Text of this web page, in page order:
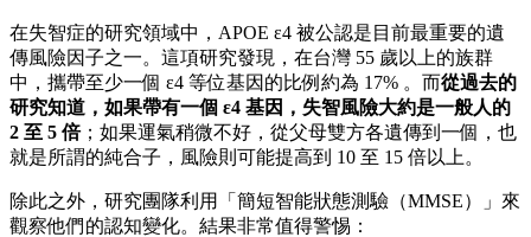
在失智症的研究領域中，APOE ε4 被公認是目前最重要的遺
傳風險因子之一。這項研究發現，在台灣 55 歲以上的族群
中，攜帶至少一個 ε4 等位基因的比例約為 17% 。而從過去的
研究知道，如果帶有一個 ε4 基因，失智風險大約是一般人的
2 至 5 倍；如果運氣稍微不好，從父母雙方各遺傳到一個，也
就是所謂的純合子，風險則可能提高到 10 至 15 倍以上。
除此之外，研究團隊利用「簡短智能狀態測驗（MMSE）」來
觀察他們的認知變化。結果非常值得警惕：